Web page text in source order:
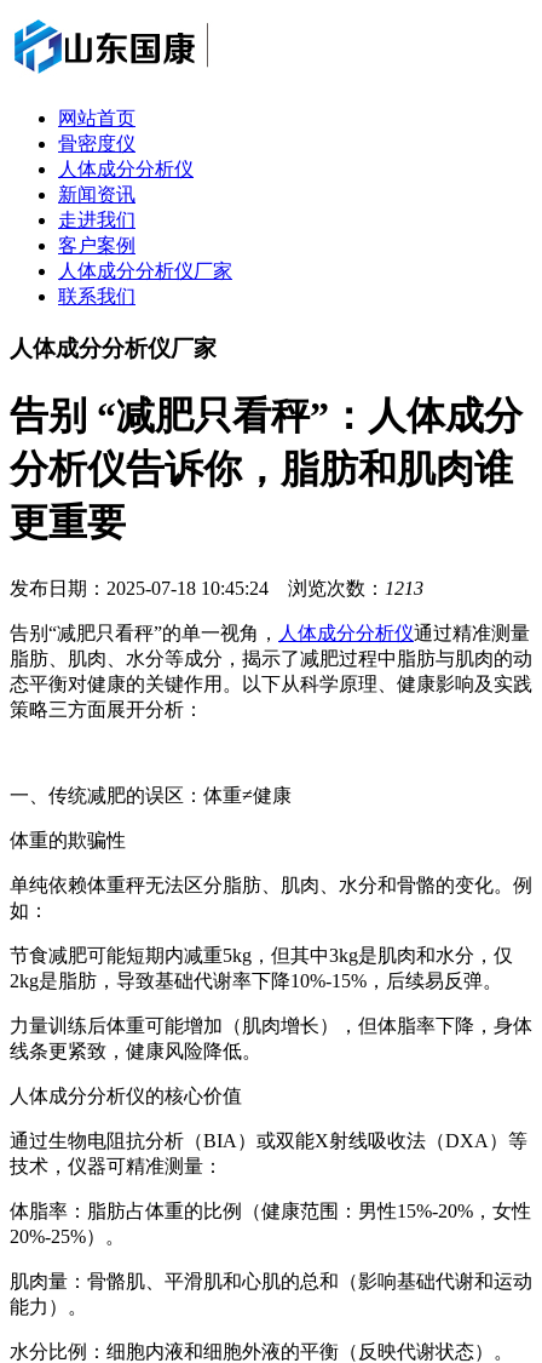
网站首页
骨密度仪
人体成分分析仪
新闻资讯
走进我们
客户案例
人体成分分析仪厂家
联系我们
人体成分分析仪厂家
告别 “减肥只看秤”：人体成分
分析仪告诉你，脂肪和肌肉谁
更重要
发布日期：2025-07-18 10:45:24 浏览次数： 1213
告别“减肥只看秤”的单一视角， 人体成分分析仪通过精准测量
脂肪、肌肉、水分等成分，揭示了减肥过程中脂肪与肌肉的动
态平衡对健康的关键作用。以下从科学原理、健康影响及实践
策略三方面展开分析：
一、传统减肥的误区：体重≠健康
体重的欺骗性
单纯依赖体重秤无法区分脂肪、肌肉、水分和骨骼的变化。例
如：
节食减肥可能短期内减重5kg，但其中3kg是肌肉和水分，仅
2kg是脂肪，导致基础代谢率下降10%-15%，后续易反弹。
力量训练后体重可能增加（肌肉增长），但体脂率下降，身体
线条更紧致，健康风险降低。
人体成分分析仪的核心价值
通过生物电阻抗分析（BIA）或双能X射线吸收法（DXA）等
技术，仪器可精准测量：
体脂率：脂肪占体重的比例（健康范围：男性15%-20%，女性
20%-25%）。
肌肉量：骨骼肌、平滑肌和心肌的总和（影响基础代谢和运动
能力）。
水分比例：细胞内液和细胞外液的平衡（反映代谢状态）。